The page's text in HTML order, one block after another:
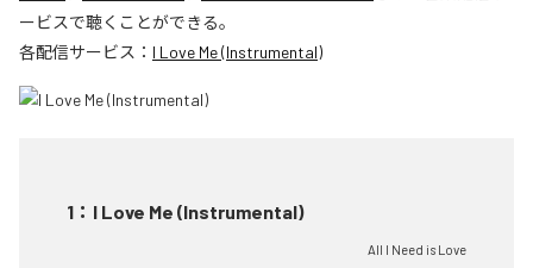
ービスで聴くことができる。
各配信サービス： I Love Me (Instrumental)
1 ： I Love Me (Instrumental)
All I Need is Love